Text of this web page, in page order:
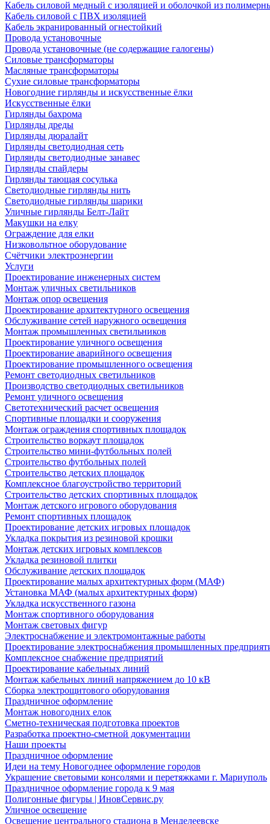
Кабель силовой медный с изоляцией и оболочкой из
Кабель силовой с ПВХ изоляцией
Кабель экранированный огнестойкий
Провода установочные
Провода установочные (не содержащие галогены)
Силовые трансформаторы
Масляные трансформаторы
Сухие силовые трансформаторы
Новогодние гирлянды и искусственные ёлки
Искусственные ёлки
Гирлянды бахрома
Гирлянды дреды
Гирлянды дюралайт
Гирлянды светодиодная сеть
Гирлянды светодиодные занавес
Гирлянды спайдеры
Гирлянды тающая сосулька
Светодиодные гирлянды нить
Светодиодные гирлянды шарики
Уличные гирлянды Белт-Лайт
Макушки на елку
Ограждение для елки
Низковольтное оборудование
Счётчики электроэнергии
Услуги
Проектирование инженерных систем
Монтаж уличных светильников
Монтаж опор освещения
Проектирование архитектурного освещения
Обслуживание сетей наружного освещения
Монтаж промышленных светильников
Проектирование уличного освещения
Проектирование аварийного освещения
Проектирование промышленного освещения
Ремонт светодиодных светильников
Производство светодиодных светильников
Ремонт уличного освещения
Светотехнический расчет освещения
Спортивные площадки и сооружения
Монтаж ограждения спортивных площадок
Строительство воркаут площадок
Строительство мини-футбольных полей
Строительство футбольных полей
Строительство детских площадок
Комплексное благоустройство территорий
Строительство детских спортивных площадок
Монтаж детского игрового оборудования
Ремонт спортивных площадок
Проектирование детских игровых площадок
Укладка покрытия из резиновой крошки
Монтаж детских игровых комплексов
Укладка резиновой плитки
Обслуживание детских площадок
Проектирование малых архитектурных форм (МАФ)
Установка МАФ (малых архитектурных форм)
Укладка искусственного газона
Монтаж спортивного оборудования
Монтаж световых фигур
Электроснабжение и электромонтажные работы
Проектирование электроснабжения промышленных
Комплексное снабжение предприятий
Проектирование кабельных линий
Монтаж кабельных линий напряжением до 10 кВ
Сборка электрощитового оборудования
Праздничное оформление
Монтаж новогодних елок
Сметно-техническая подготовка проектов
Разработка проектно-сметной документации
Наши проекты
Праздничное оформление
Идеи на тему Новогоднее оформление городов
Украшение световыми консолями и перетяжками г. Мариуполь
Праздничное оформление города к 9 мая
Полигонные фигуры | ИновСервис.ру
Уличное освещение
Освещение центрального стадиона в Менделеевске